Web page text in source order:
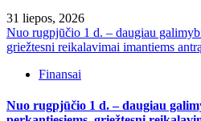
31 liepos, 2026
Nuo rugpjūčio 1 d. – daugiau
griežtesni reikalavimai imantiems
Finansai
Nuo rugpjūčio 1 d. – daugiau